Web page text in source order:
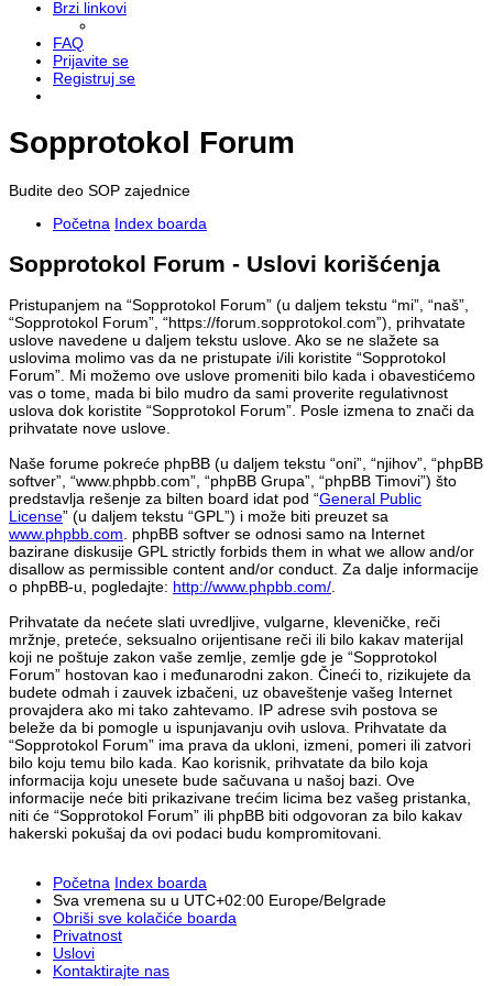
Brzi linkovi
FAQ
Prijavite se
Registruj se
Sopprotokol Forum
Budite deo SOP zajednice
Početna Index boarda
Sopprotokol Forum - Uslovi korišćenja
Pristupanjem na “Sopprotokol Forum” (u daljem tekstu “mi”, “naš”,
“Sopprotokol Forum”, “https://forum.sopprotokol.com”), prihvatate
uslove navedene u daljem tekstu uslove. Ako se ne slažete sa
uslovima molimo vas da ne pristupate i/ili koristite “Sopprotokol
Forum”. Mi možemo ove uslove promeniti bilo kada i obavestićemo
vas o tome, mada bi bilo mudro da sami proverite regulativnost
uslova dok koristite “Sopprotokol Forum”. Posle izmena to znači da
prihvatate nove uslove.
Naše forume pokreće phpBB (u daljem tekstu “oni”, “njihov”, “phpBB
softver”, “www.phpbb.com”, “phpBB Grupa”, “phpBB Timovi”) što
predstavlja rešenje za bilten board idat pod “General Public
License” (u daljem tekstu “GPL”) i može biti preuzet sa
www.phpbb.com. phpBB softver se odnosi samo na Internet
bazirane diskusije GPL strictly forbids them in what we allow and/or
disallow as permissible content and/or conduct. Za dalje informacije
o phpBB-u, pogledajte: http://www.phpbb.com/.
Prihvatate da nećete slati uvredljive, vulgarne, kleveničke, reči
mržnje, preteće, seksualno orijentisane reči ili bilo kakav materijal
koji ne poštuje zakon vaše zemlje, zemlje gde je “Sopprotokol
Forum” hostovan kao i međunarodni zakon. Čineći to, rizikujete da
budete odmah i zauvek izbačeni, uz obaveštenje vašeg Internet
provajdera ako mi tako zahtevamo. IP adrese svih postova se
beleže da bi pomogle u ispunjavanju ovih uslova. Prihvatate da
“Sopprotokol Forum” ima prava da ukloni, izmeni, pomeri ili zatvori
bilo koju temu bilo kada. Kao korisnik, prihvatate da bilo koja
informacija koju unesete bude sačuvana u našoj bazi. Ove
informacije neće biti prikazivane trećim licima bez vašeg pristanka,
niti će “Sopprotokol Forum” ili phpBB biti odgovoran za bilo kakav
hakerski pokušaj da ovi podaci budu kompromitovani.
Početna Index boarda
Sva vremena su u UTC+02:00 Europe/Belgrade
Obriši sve kolačiće boarda
Privatnost
Uslovi
Kontaktirajte nas